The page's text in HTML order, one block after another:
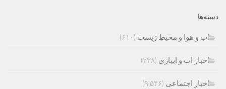
دسته‌ها
اب و هوا و محیط زیست (۶۱۰)
اخبار اب و ابیاری (۲۳۸)
اخبار اجتماعی (۹,۵۴۶)